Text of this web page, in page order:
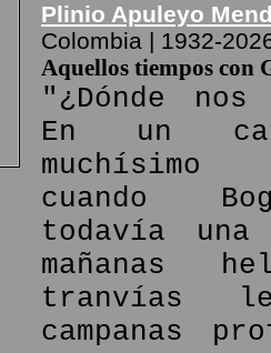
Plinio Apuleyo
Colombia | 1932-
Aquellos tiempos con
"¿Dónde nos
En un
cuando
todavía una
mañanas
tranvías
campanas